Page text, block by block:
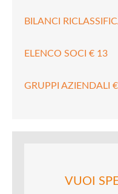
BILANCI
ELENCO SOCI € 13
GRUPPI AZIENDALI
VUOI